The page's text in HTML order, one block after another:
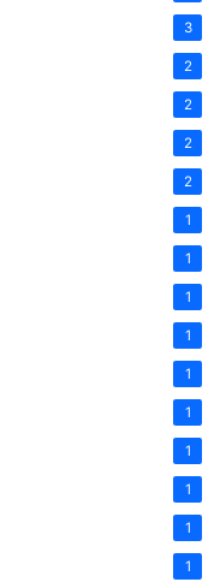
3
2
2
2
2
1
1
1
1
1
1
1
1
1
1